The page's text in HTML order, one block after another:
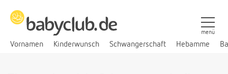
Vornamen Kinderwunsch Schwangerschaft Hebamme
menü